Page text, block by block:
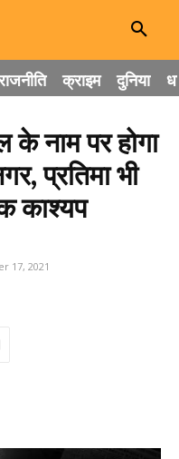
क्राइम दुनिया
नाम पर होगा
प्रतिमा भी
काश्यप
17, 2021